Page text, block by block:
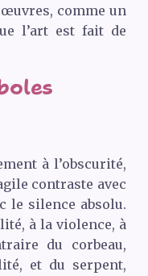
comme un
l’art est fait de
à l’obscurité,
contraste avec
le silence absolu.
à la violence, à
du corbeau,
et du serpent,